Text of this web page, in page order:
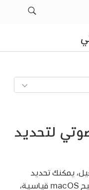
لتحديد
يمكنك تحديد
النص باستخدام اختصارات لوحة مفاتيح macOS قياسية،